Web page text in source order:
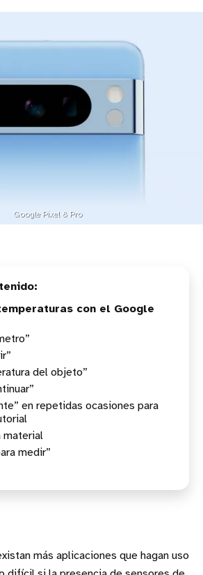
Google Pixel 8 Pro
con el Google
del objeto”
en repetidas ocasiones para
material
medir”
más aplicaciones que hagan uso